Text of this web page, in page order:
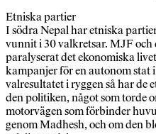
Etniska partier
I södra Nepal har etniska
vunnit i 30 valkretsar. MJF och
paralyserat det ekonomiska
kampanjer för en autonom stat
valresultatet i ryggen så har de
den politiken, något som torde
motorvägen som förbinder
genom Madhesh, och om den